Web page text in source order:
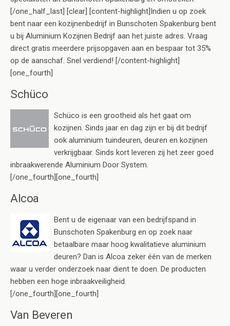
[/one_half_last] [clear] [content-highlight]Indien u op zoek
bent naar een kozijnenbedrijf in Bunschoten Spakenburg bent
u bij Aluminium Kozijnen Bedrijf aan het juiste adres. Vraag
direct gratis meerdere prijsopgaven aan en bespaar tot 35%
op de aanschaf. Snel verdiend! [/content-highlight]
[one_fourth]
Schüco
Schüco is een grootheid als het gaat om
kozijnen. Sinds jaar en dag zijn er bij dit bedrijf
ook aluminium tuindeuren, deuren en kozijnen
verkrijgbaar. Sinds kort leveren zij het zeer goed
inbraakwerende Aluminium Door System.
[/one_fourth][one_fourth]
Alcoa
Bent u de eigenaar van een bedrijfspand in
Bunschoten Spakenburg en op zoek naar
betaalbare maar hoog kwalitatieve aluminium
deuren? Dan is Alcoa zeker één van de merken
waar u verder onderzoek naar dient te doen. De producten
hebben een hoge inbraakveiligheid.
[/one_fourth][one_fourth]
Van Beveren